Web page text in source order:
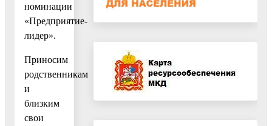
номинации
«Предприятие-
лидер».
Приносим
родственникам
и
близким
свои